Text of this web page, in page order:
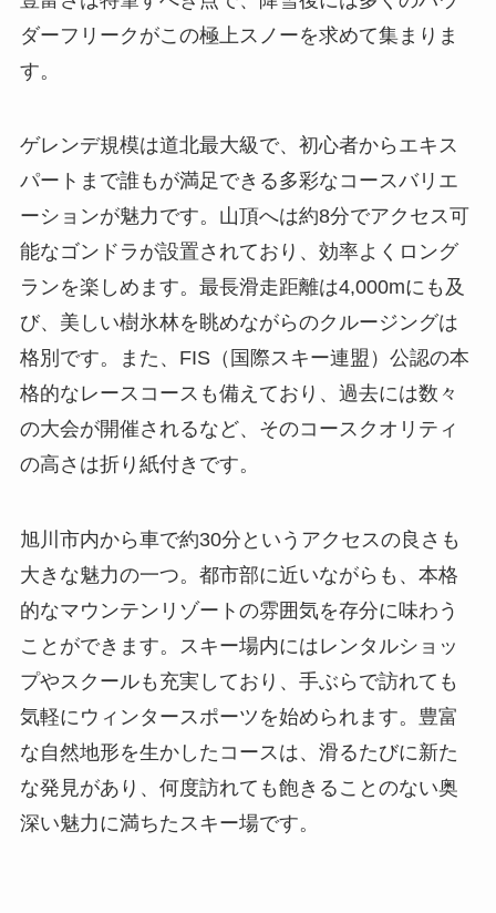
ダーフリークがこの極上スノーを求めて集まりま
す。
ゲレンデ規模は道北最大級で、初心者からエキス
パートまで誰もが満足できる多彩なコースバリエ
ーションが魅力です。山頂へは約8分でアクセス可
能なゴンドラが設置されており、効率よくロング
ランを楽しめます。最長滑走距離は4,000mにも及
び、美しい樹氷林を眺めながらのクルージングは
格別です。また、FIS（国際スキー連盟）公認の本
格的なレースコースも備えており、過去には数々
の大会が開催されるなど、そのコースクオリティ
の高さは折り紙付きです。
旭川市内から車で約30分というアクセスの良さも
大きな魅力の一つ。都市部に近いながらも、本格
的なマウンテンリゾートの雰囲気を存分に味わう
ことができます。スキー場内にはレンタルショッ
プやスクールも充実しており、手ぶらで訪れても
気軽にウィンタースポーツを始められます。豊富
な自然地形を生かしたコースは、滑るたびに新た
な発見があり、何度訪れても飽きることのない奥
深い魅力に満ちたスキー場です。